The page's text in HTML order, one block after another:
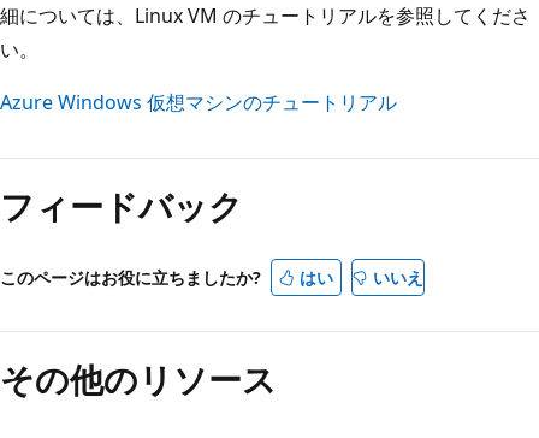
細については、Linux VM のチュートリアルを参照してくださ
い。
Azure Windows 仮想マシンのチュートリアル
フィードバック
このページはお役に立ちましたか? はい いいえ
その他のリソース